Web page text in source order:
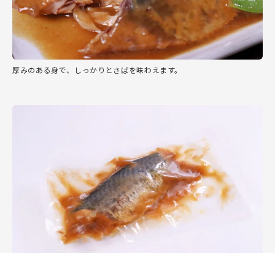
厚みのある身で、しっかりとさばを味わえます。